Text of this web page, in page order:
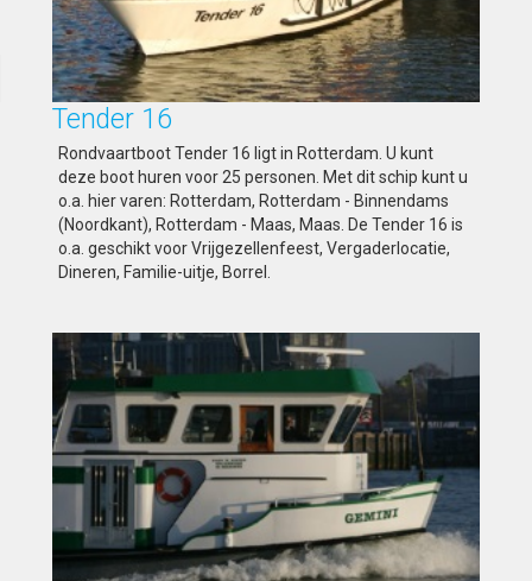
Tender 16
Rondvaartboot Tender 16 ligt in Rotterdam. U kunt
deze boot huren voor 25 personen. Met dit schip kunt u
o.a. hier varen: Rotterdam, Rotterdam - Binnendams
(Noordkant), Rotterdam - Maas, Maas. De Tender 16 is
o.a. geschikt voor Vrijgezellenfeest, Vergaderlocatie,
Dineren, Familie-uitje, Borrel.